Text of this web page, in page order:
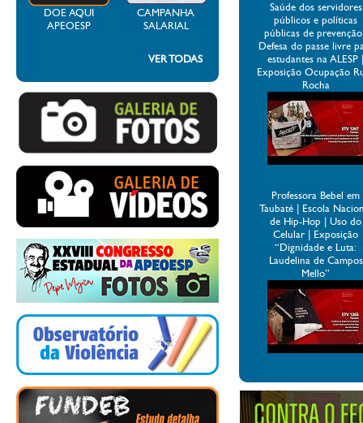
DOE AQUI
APEOESP
CAMPANHA
SALARIAL
VER TODAS
Saúde dos servidores
públicos e políticas
públicas de
Defesa do passe livre
estudantes na ALESP
Exposição Ocupação
Rocha
Professora Bebel em
Taubaté | Escola
de Hip-Hop | Uso do
Celular | Exposição
“Dignidade e Luta:
Laudelina de Campos
Mello”